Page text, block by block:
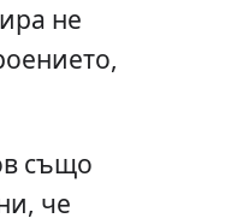
не
също
че